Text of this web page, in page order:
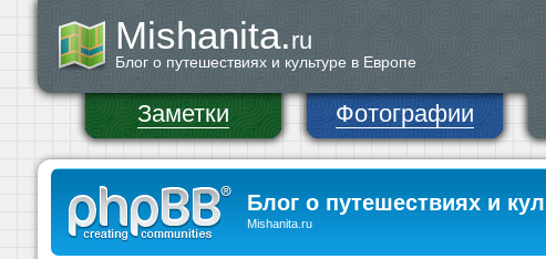
Mishanita.ru
Блог о путешествиях и культуре в Европе
Заметки Фотографии
Блог о путешествиях и
Mishanita.ru